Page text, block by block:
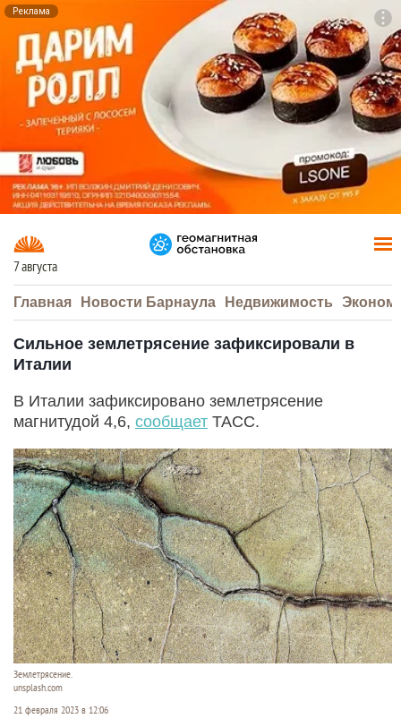
Реклама
7 августа
Главная Новости Барнаула Недвижимость
Сильное землетрясение зафиксировали в
Италии
В Италии зафиксировано землетрясение
магнитудой 4,6, сообщает ТАСС.
Землетрясение.
unsplash.com
21 февраля 2023 в 12:06